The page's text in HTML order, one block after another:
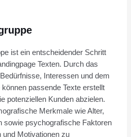
ist ein entscheidender Schritt
Texten. Durch das
Interessen und dem
passende Texte erstellt
potenziellen Kunden abzielen.
Merkmale wie Alter,
sowie psychografische Faktoren
und Motivationen zu